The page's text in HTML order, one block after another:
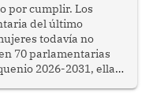
por cumplir. Los
del último
todavía no
70 parlamentarias
2026-2031, ellas